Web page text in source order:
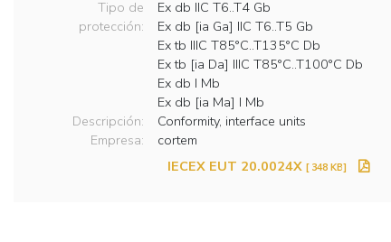
Tipo de
protección:
Ex db IIC T6..T4 Gb
Ex db [ia Ga] IIC T6..T5 Gb
Ex tb IIIC T85°C..T135°C Db
Ex tb [ia Da] IIIC T85°C..T100°C Db
Ex db I Mb
Ex db [ia Ma] I Mb
Descripción:
Conformity, interface units
Empresa:
cortem
IECEX EUT 20.0024X[ 348 KB]